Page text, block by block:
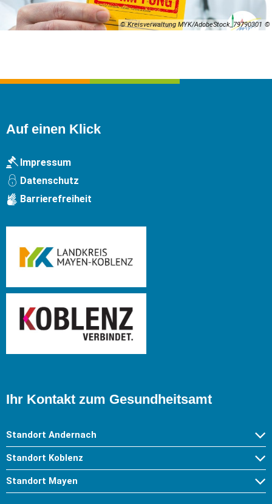
© Kreisverwaltung MYK/AdobeStock_79790301
Auf einen Klick
Impressum
Datenschutz
Barrierefreiheit
Ihr Kontakt zum Gesundheitsamt
Standort Andernach
Standort Koblenz
Standort Mayen